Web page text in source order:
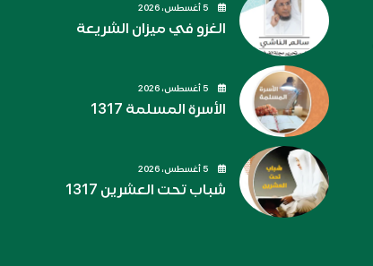
الغزو في ميزان الشريعة
الأسرة المسلمة 1317
شباب تحت العشرين 1317